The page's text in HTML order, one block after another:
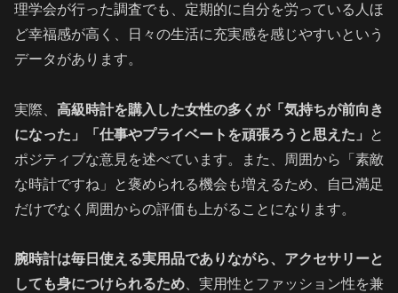
理学会が行った調査でも、定期的に自分を労っている人ほ
ど幸福感が高く、日々の生活に充実感を感じやすいという
データがあります。
実際、 高級時計を購入した女性の多くが「気持ちが前向き
になった」「仕事やプライベートを頑張ろうと思えた」
と
ポジティブな意見を述べています。また、周囲から「素敵
な時計ですね」と褒められる機会も増えるため、自己満足
だけでなく周囲からの評価も上がることになります。
腕時計は毎日使える実用品でありながら、アクセサリーと
しても身につけられるため、実用性とファッション性を兼